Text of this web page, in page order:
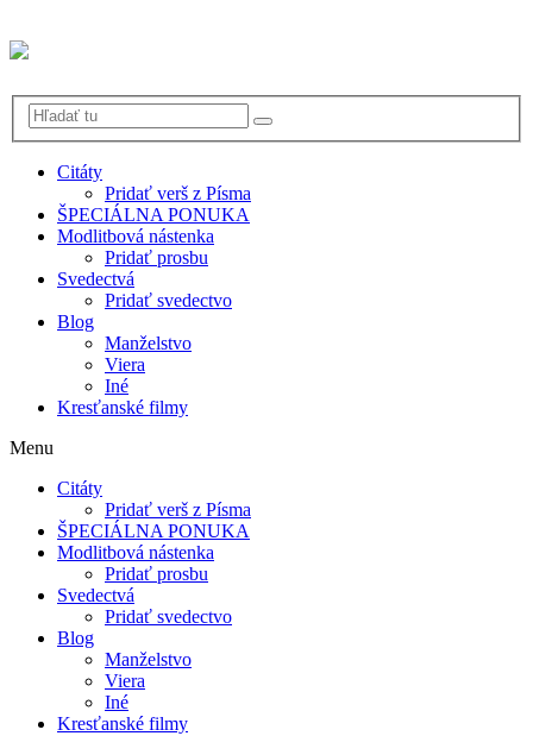
Citáty
Pridať verš z Písma
ŠPECIÁLNA PONUKA
Modlitbová nástenka
Pridať prosbu
Svedectvá
Pridať svedectvo
Blog
Manželstvo
Viera
Iné
Kresťanské filmy
Menu
Citáty
Pridať verš z Písma
ŠPECIÁLNA PONUKA
Modlitbová nástenka
Pridať prosbu
Svedectvá
Pridať svedectvo
Blog
Manželstvo
Viera
Iné
Kresťanské filmy